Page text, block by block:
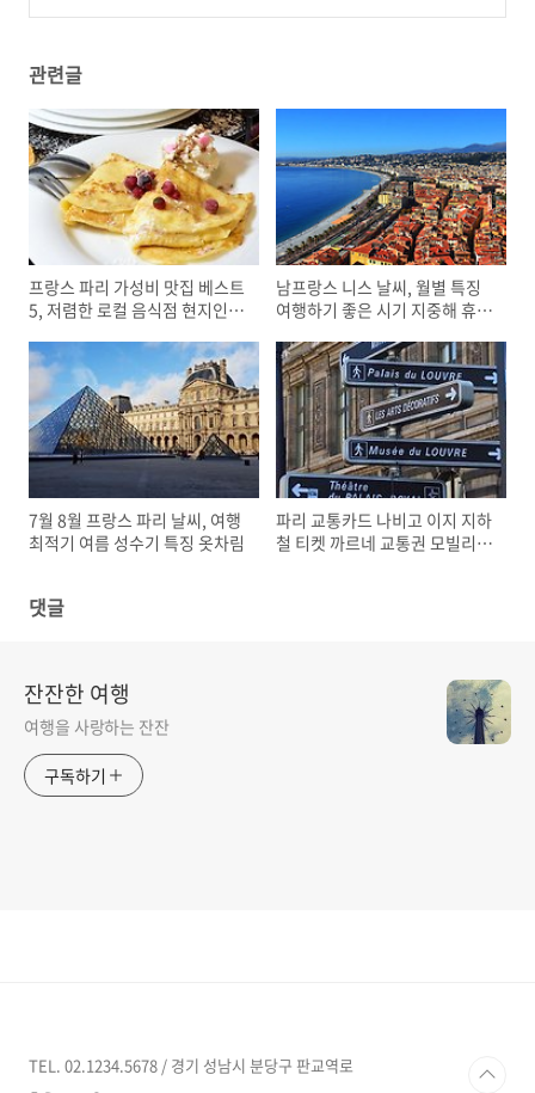
관련글
프랑스 파리 가성비 맛집 베스트
5, 저렴한 로컬 음식점 현지인이
남프랑스 니스 날씨, 월별 특징
여행하기 좋은 시기 지중해 휴양
7월 8월 프랑스 파리 날씨, 여행
최적기 여름 성수기 특징 옷차림
파리 교통카드 나비고 이지 지하
철 티켓 까르네 교통권 모빌리스
댓글
잔잔한 여행
여행을 사랑하는 잔잔
구독하기
TEL. 02.1234.5678 / 경기 성남시 분당구 판교역로